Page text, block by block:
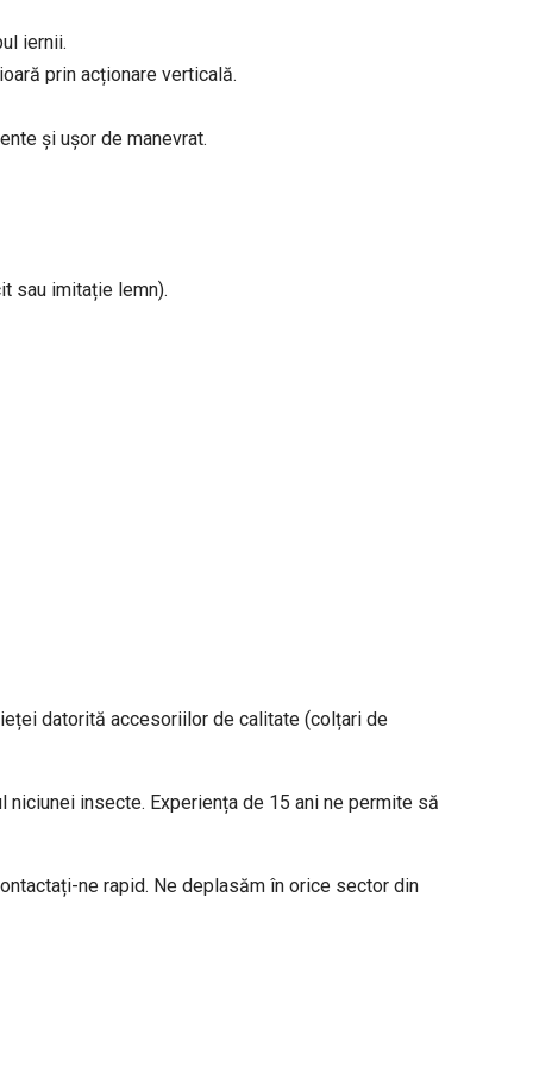
iernii.
prin acționare verticală.
și ușor de manevrat.
sau imitație lemn).
datorită accesoriilor de calitate (colțari de
insecte. Experiența de 15 ani ne permite să
ne rapid. Ne deplasăm în orice sector din